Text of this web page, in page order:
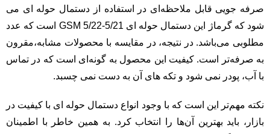
صرفه جویی قابل ملاحظه‌ای در استفاده از دستمال حوله ای می
شود که گرماژ این دستمال حوله ای 5/21-5/22 GSM است که عدد
مطلوبی می‌باشد. در نتیجه، در مقایسه با محصولات مشابه،مقرون
به صرفه‌تر است. کیفیت این محصول به گونه‌ای است که در تماس
با آب، پودر نمی شود و تکه های آن به دست نمی چسبد.
نکته مهم‌تر این است که با وجود انواع دستمال حوله ای با کیفیت در
بازار، باید بهترین آن‌ها را انتخاب کرد. به همین خاطر با اطمینان